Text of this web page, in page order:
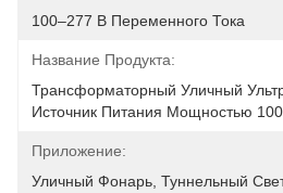
100–277 В Переменного Тока
Название Продукта:
Трансформаторный Уличный
Источник Питания Мощностью
Приложение:
Уличный Фонарь, Туннельный